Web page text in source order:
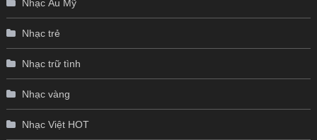
Nhạc Âu Mỹ
Nhạc trẻ
Nhạc trữ tình
Nhạc vàng
Nhạc Việt HOT